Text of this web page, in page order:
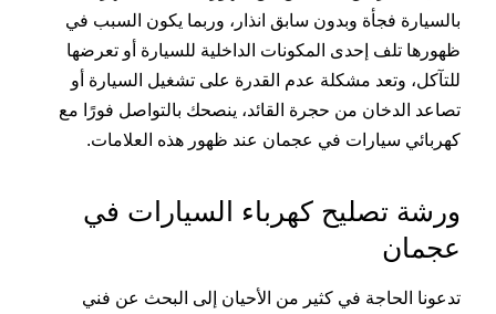
بالسيارة فجأة وبدون سابق انذار، وربما يكون السبب في
ظهورها تلف إحدى المكونات الداخلية للسيارة أو تعرضها
للتآكل، وتعد مشكلة عدم القدرة على تشغيل السيارة أو
تصاعد الدخان من حجرة القائد، ينصحك بالتواصل فورًا مع
كهربائي سيارات في عجمان عند ظهور هذه العلامات.
ورشة تصليح كهرباء السيارات في
عجمان
تدعونا الحاجة في كثير من الأحيان إلى البحث عن فني